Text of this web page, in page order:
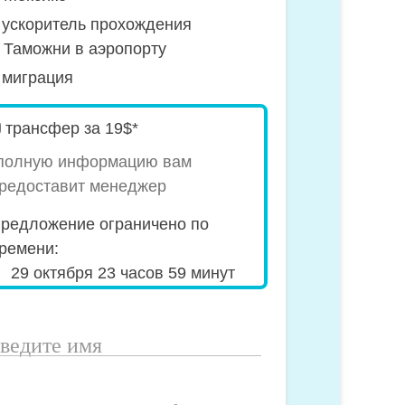
прохождения
Таможни в аэропорту
трансфер за 19$*
информацию вам
менеджер
ограничено по
29 октября 23 часов 59 минут